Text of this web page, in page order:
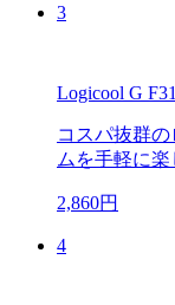
3
Logicool G
コスパ抜群
ムを手軽に楽
2,860円
4